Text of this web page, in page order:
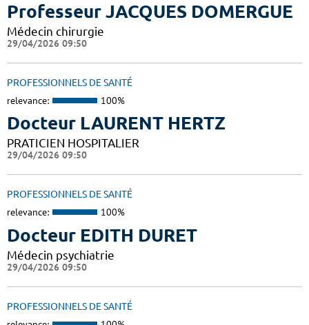
Professeur JACQUES DOMERGUE
Médecin chirurgie
29/04/2026 09:50
PROFESSIONNELS DE SANTÉ
relevance: 100%
Docteur LAURENT HERTZ
PRATICIEN HOSPITALIER
29/04/2026 09:50
PROFESSIONNELS DE SANTÉ
relevance: 100%
Docteur EDITH DURET
Médecin psychiatrie
29/04/2026 09:50
PROFESSIONNELS DE SANTÉ